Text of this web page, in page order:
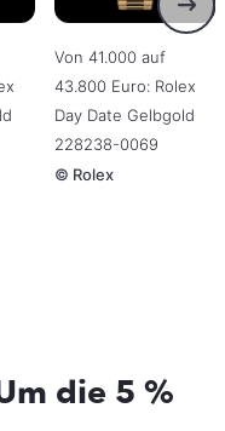
Von 41.000 auf
43.800 Euro: Rolex
Day Date Gelbgold
228238-0069
© Rolex
die 5 %